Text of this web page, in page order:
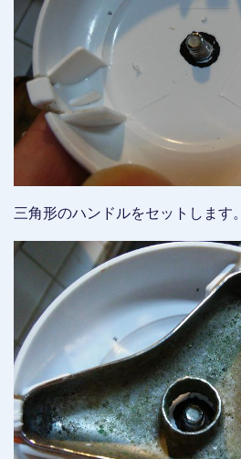
三角形のハンドルをセットします。